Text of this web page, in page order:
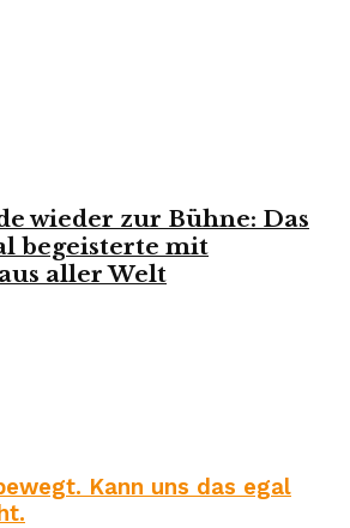
wieder zur Bühne: Das
begeisterte mit
aller Welt
Kann uns das egal